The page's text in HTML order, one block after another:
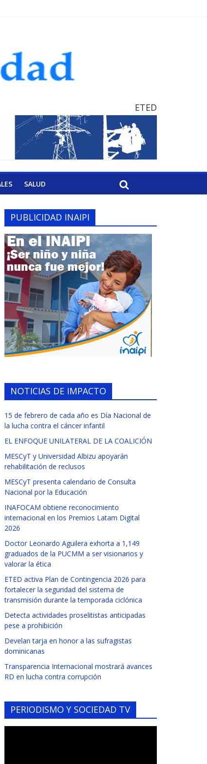
ETED
SALUD
PUBLICIDAD INAIPI
NOTICIAS DE IMPACTO
15 de febrero de cada año es Día Nacional de
la lucha contra el cáncer infantil
EL ENFOQUE UNILATERAL DE LA COALICIÓN
MESCyT y Universidad Albizu apoyarán
rehabilitación de reclusos
MESCyT presenta calendario de Consulta
Nacional por la Educación
INAFOCAM obtiene reconocimiento
internacional en los Premios Latam Digital
2026
Doctor Leonardo Aguilera exhorta a 1,149
graduados de la PUCMM a ser visionarios y
valorar la ética
ETED activa Plan de Contingencia 2026 para
fortalecer la seguridad del sistema de
transmisión durante la temporada ciclónica
Detecta actividades proselitistas anticipadas
pese a prohibición
Develan tarja en honor a las sufragistas
dominicanas
Transparencia Internacional mostrará avances
RD en lucha contra corrupción
PERIODISMO Y SOCIEDAD TV